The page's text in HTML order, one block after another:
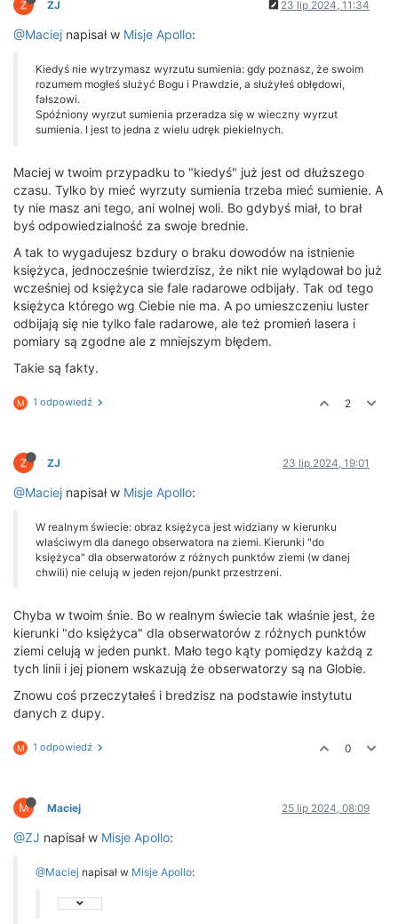
ZJ 23 lip 2024, 11:34
@Maciej napisał w Misje Apollo:
Kiedyś nie wytrzymasz wyrzutu sumienia: gdy poznasz, że swoim
rozumem mogłeś służyć Bogu i Prawdzie, a służyłeś obłędowi,
fałszowi.
Spóźniony wyrzut sumienia przeradza się w wieczny wyrzut
sumienia. I jest to jedna z wielu udręk piekielnych.
Maciej w twoim przypadku to "kiedyś" już jest od dłuższego
czasu. Tylko by mieć wyrzuty sumienia trzeba mieć sumienie. A
ty nie masz ani tego, ani wolnej woli. Bo gdybyś miał, to brał
byś odpowiedzialność za swoje brednie.
A tak to wygadujesz bzdury o braku dowodów na istnienie
księżyca, jednocześnie twierdzisz, że nikt nie wylądował bo już
wcześniej od księżyca sie fale radarowe odbijały. Tak od tego
księżyca którego wg Ciebie nie ma. A po umieszczeniu luster
odbijają się nie tylko fale radarowe, ale też promień lasera i
pomiary są zgodne ale z mniejszym błędem.
Takie są fakty.
M 1 odpowiedź 2
ZJ 23 lip 2024, 19:01
@Maciej napisał w Misje Apollo:
W realnym świecie: obraz księżyca jest widziany w kierunku
właściwym dla danego obserwatora na ziemi. Kierunki "do
księżyca" dla obserwatorów z różnych punktów ziemi (w danej
chwili) nie celują w jeden rejon/punkt przestrzeni.
Chyba w twoim śnie. Bo w realnym świecie tak właśnie jest, że
kierunki "do księżyca" dla obserwatorów z różnych punktów
ziemi celują w jeden punkt. Mało tego kąty pomiędzy każdą z
tych linii i jej pionem wskazują że obserwatorzy są na Globie.
Znowu coś przeczytałeś i bredzisz na podstawie instytutu
danych z dupy.
M 1 odpowiedź 0
M Maciej 25 lip 2024, 08:09
@ZJ napisał w Misje Apollo:
@Maciej napisał w Misje Apollo: